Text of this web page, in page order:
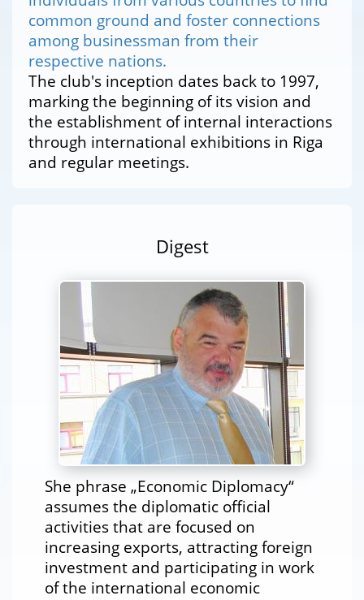
common ground and foster connections
among businessman from their
respective nations.
The club's inception dates back to 1997,
marking the beginning of its vision and
the establishment of internal interactions
through international exhibitions in Riga
and regular meetings.
Digest
She phrase „Economic Diplomacy“
assumes the diplomatic official
activities that are focused on
increasing exports, attracting foreign
investment and participating in work
of the international economic